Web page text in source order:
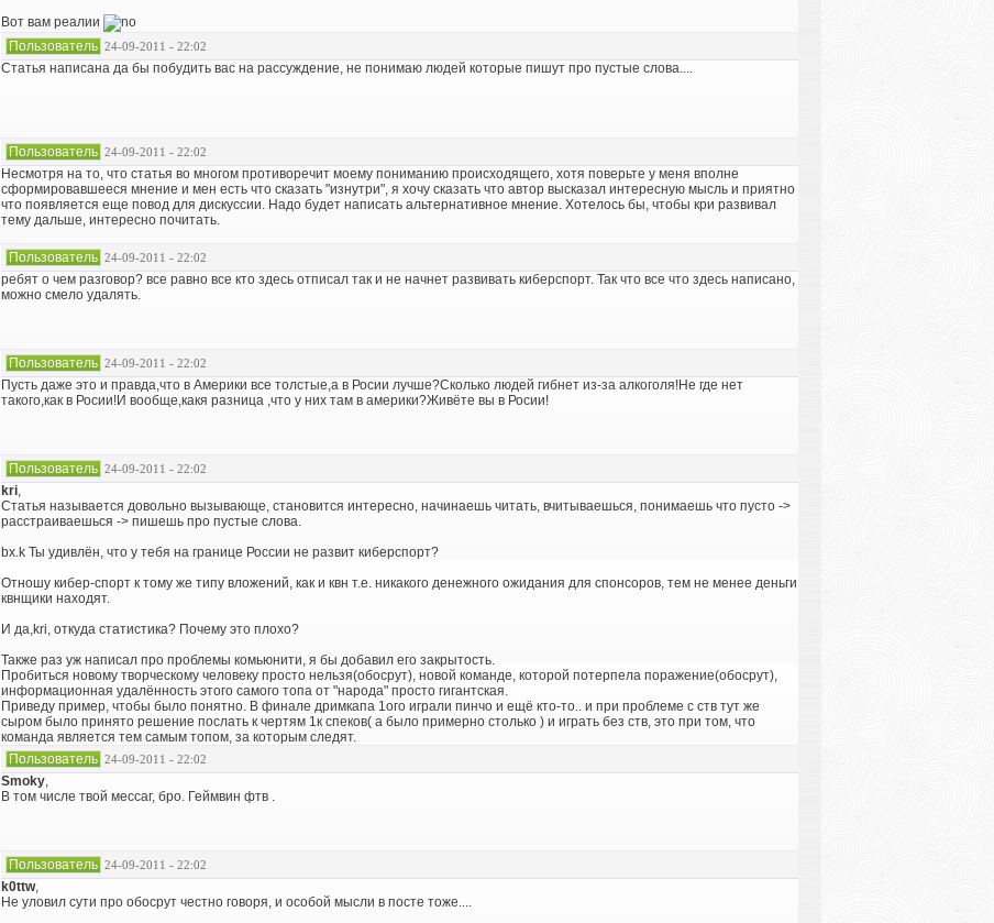
Вот вам реалии
Пользователь 24-09-2011 - 22:02
Статья написана да бы побудить вас на рассуждение, не понимаю людей которые пишут про пустые слова....
Пользователь 24-09-2011 - 22:02
Несмотря на то, что статья во многом противоречит моему пониманию происходящего, хотя поверьте у меня вполне
сформировавшееся мнение и мен есть что сказать "изнутри", я хочу сказать что автор высказал интересную мысль и приятно
что появляется еще повод для дискуссии. Надо будет написать альтернативное мнение. Хотелось бы, чтобы кри развивал
тему дальше, интересно почитать.
Пользователь 24-09-2011 - 22:02
ребят о чем разговор? все равно все кто здесь отписал так и не начнет развивать киберспорт. Так что все что здесь написано,
можно смело удалять.
Пользователь 24-09-2011 - 22:02
Пусть даже это и правда,что в Америки все толстые,а в Росии лучше?Сколько людей гибнет из-за алкоголя!Не где нет
такого,как в Росии!И вообще,какя разница ,что у них там в америки?Живёте вы в Росии!
Пользователь 24-09-2011 - 22:02
kri,
Статья называется довольно вызывающе, становится интересно, начинаешь читать, вчитываешься, понимаешь что пусто ->
расстраиваешься -> пишешь про пустые слова.
bx.k Ты удивлён, что у тебя на границе России не развит киберспорт?
Отношу кибер-спорт к тому же типу вложений, как и квн т.е. никакого денежного ожидания для спонсоров, тем не менее деньги
квнщики находят.
И да,kri, откуда статистика? Почему это плохо?
Также раз уж написал про проблемы комьюнити, я бы добавил его закрытость.
Пробиться новому творческому человеку просто нельзя(обосрут), новой команде, которой потерпела поражение(обосрут),
информационная удалённость этого самого топа от "народа" просто гигантская.
Приведу пример, чтобы было понятно. В финале дримкапа 1ого играли пинчо и ещё кто-то.. и при проблеме с ств тут же
сыром было принято решение послать к чертям 1к спеков( а было примерно столько ) и играть без ств, это при том, что
команда является тем самым топом, за которым следят.
Пользователь 24-09-2011 - 22:02
Smoky,
В том числе твой мессаг, бро. Геймвин фтв .
Пользователь 24-09-2011 - 22:02
k0ttw,
Не уловил сути про обосрут честно говоря, и особой мысли в посте тоже....